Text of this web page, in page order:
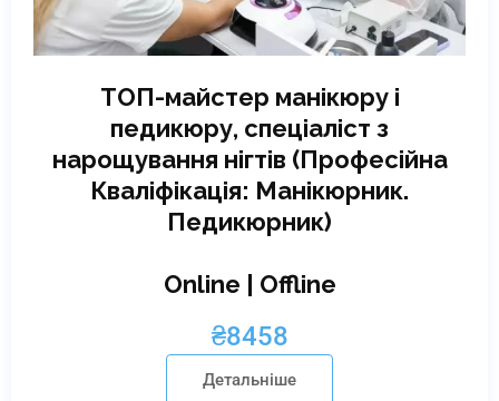
ТОП-майстер манікюру і
педикюру, спеціаліст з
нарощування нігтів (Професійна
Кваліфікація: Манікюрник.
Педикюрник)
Online | Offline
₴8458
Детальніше